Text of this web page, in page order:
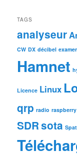
TAGS
analyseur
CW DX décibel
Hamnet
Licence Linux
qrp radio raspberry
SDRsota